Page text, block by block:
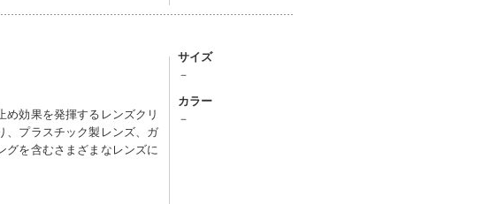
め効果を発揮するレンズクリ
、プラスチック製レンズ、ガ
グを含むさまざまなレンズに
サイズ
－
カラー
－